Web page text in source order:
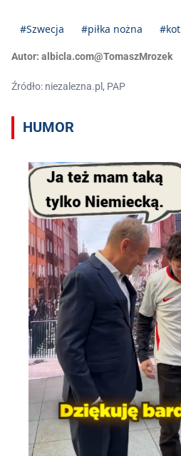
#Szwecja #piłka nożna #kot
Autor: albicla.com@TomaszMrozek
Źródło: niezalezna.pl, PAP
HUMOR